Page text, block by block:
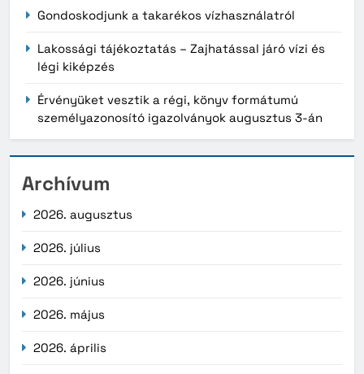
Gondoskodjunk a takarékos vízhasználatról
Lakossági tájékoztatás – Zajhatással járó vízi és
légi kiképzés
Érvényüket vesztik a régi, könyv formátumú
személyazonosító igazolványok augusztus 3-án
Archívum
2026. augusztus
2026. július
2026. június
2026. május
2026. április